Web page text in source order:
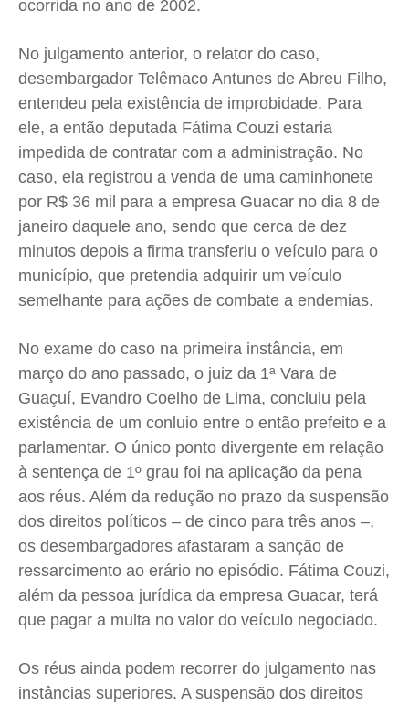
Privacidade
Privacidade
Privacidade
Privacidade
ocorrida no ano de 2002.
No julgamento anterior, o relator do caso,
desembargador Telêmaco Antunes de Abreu Filho,
entendeu pela existência de improbidade. Para
ele, a então deputada Fátima Couzi estaria
impedida de contratar com a administração. No
caso, ela registrou a venda de uma caminhonete
por R$ 36 mil para a empresa Guacar no dia 8 de
janeiro daquele ano, sendo que cerca de dez
minutos depois a firma transferiu o veículo para o
município, que pretendia adquirir um veículo
semelhante para ações de combate a endemias.
No exame do caso na primeira instância, em
março do ano passado, o juiz da 1ª Vara de
Guaçuí, Evandro Coelho de Lima, concluiu pela
existência de um conluio entre o então prefeito e a
parlamentar. O único ponto divergente em relação
à sentença de 1º grau foi na aplicação da pena
aos réus. Além da redução no prazo da suspensão
dos direitos políticos – de cinco para três anos –,
os desembargadores afastaram a sanção de
ressarcimento ao erário no episódio. Fátima Couzi,
além da pessoa jurídica da empresa Guacar, terá
que pagar a multa no valor do veículo negociado.
Os réus ainda podem recorrer do julgamento nas
instâncias superiores. A suspensão dos direitos